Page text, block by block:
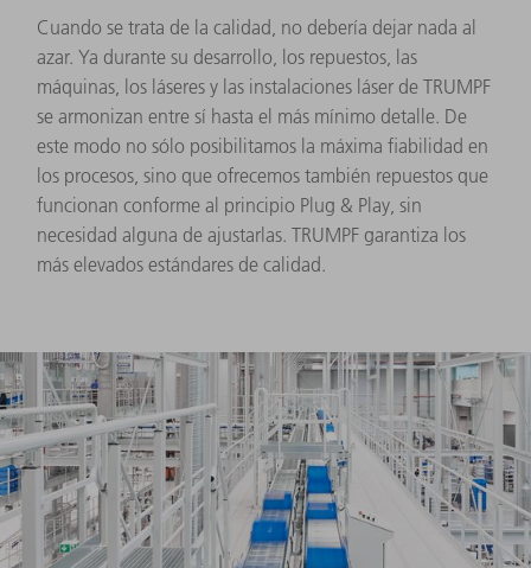
Cuando se trata de la calidad, no debería dejar nada al
azar. Ya durante su desarrollo, los repuestos, las
máquinas, los láseres y las instalaciones láser de TRUMPF
se armonizan entre sí hasta el más mínimo detalle. De
este modo no sólo posibilitamos la máxima fiabilidad en
los procesos, sino que ofrecemos también repuestos que
funcionan conforme al principio Plug & Play, sin
necesidad alguna de ajustarlas. TRUMPF garantiza los
más elevados estándares de calidad.